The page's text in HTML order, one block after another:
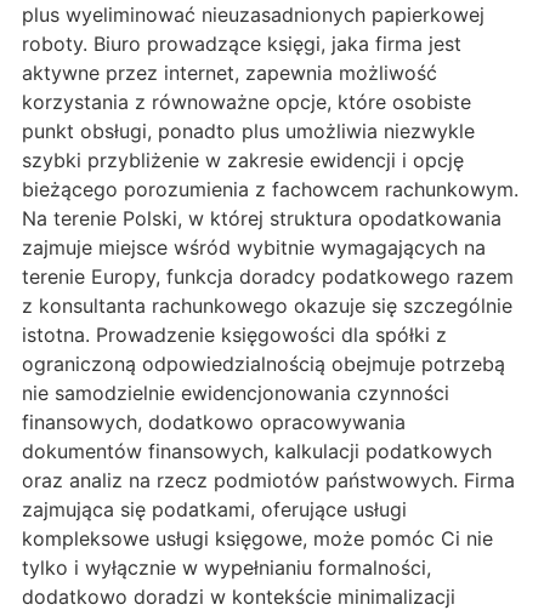
plus wyeliminować nieuzasadnionych papierkowej
roboty. Biuro prowadzące księgi, jaka firma jest
aktywne przez internet, zapewnia możliwość
korzystania z równoważne opcje, które osobiste
punkt obsługi, ponadto plus umożliwia niezwykle
szybki przybliżenie w zakresie ewidencji i opcję
bieżącego porozumienia z fachowcem rachunkowym.
Na terenie Polski, w której struktura opodatkowania
zajmuje miejsce wśród wybitnie wymagających na
terenie Europy, funkcja doradcy podatkowego razem
z konsultanta rachunkowego okazuje się szczególnie
istotna. Prowadzenie księgowości dla spółki z
ograniczoną odpowiedzialnością obejmuje potrzebą
nie samodzielnie ewidencjonowania czynności
finansowych, dodatkowo opracowywania
dokumentów finansowych, kalkulacji podatkowych
oraz analiz na rzecz podmiotów państwowych. Firma
zajmująca się podatkami, oferujące usługi
kompleksowe usługi księgowe, może pomóc Ci nie
tylko i wyłącznie w wypełnianiu formalności,
dodatkowo doradzi w kontekście minimalizacji